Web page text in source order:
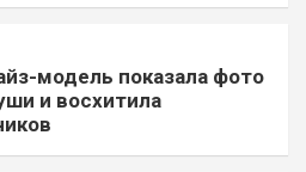
модель показала фото
и восхитила